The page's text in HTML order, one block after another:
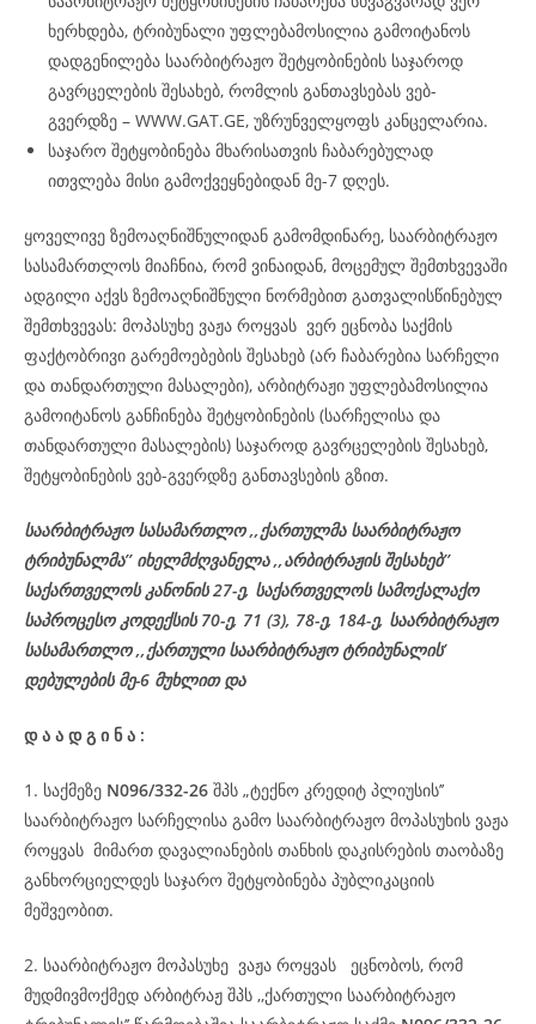
ხერხდება, ტრიბუნალი უფლებამოსილია გამოიტანოს
დადგენილება საარბიტრაჟო შეტყობინების საჯაროდ
გავრცელების შესახებ, რომლის განთავსებას ვებ-
გვერდზე – WWW.GAT.GE, უზრუნველყოფს კანცელარია.
საჯარო შეტყობინება მხარისათვის ჩაბარებულად
ითვლება მისი გამოქვეყნებიდან მე-7 დღეს.
ყოველივე ზემოაღნიშნულიდან გამომდინარე, საარბიტრაჟო
სასამართლოს მიაჩნია, რომ ვინაიდან, მოცემულ შემთხვევაში
ადგილი აქვს ზემოაღნიშნული ნორმებით გათვალისწინებულ
შემთხვევას: მოპასუხე ვაჟა როყვას ვერ ეცნობა საქმის
ფაქტობრივი გარემოებების შესახებ (არ ჩაბარებია სარჩელი
და თანდართული მასალები), არბიტრაჟი უფლებამოსილია
გამოიტანოს განჩინება შეტყობინების (სარჩელისა და
თანდართული მასალების) საჯაროდ გავრცელების შესახებ,
შეტყობინების ვებ-გვერდზე განთავსების გზით.
საარბიტრაჟო სასამართლო ,,ქართულმა საარბიტრაჟო
ტრიბუნალმა’’ იხელმძღვანელა,,არბიტრაჟის შესახებ’’
საქართველოს კანონის 27-ე, საქართველოს სამოქალაქო
საპროცესო კოდექსის 70-ე, 71 (3), 78-ე, 184-ე, საარბიტრაჟო
სასამართლო ,,ქართული საარბიტრაჟო ტრიბუნალის’
დებულების მე-6 მუხლით და
დ ა ა დ გ ი ნ ა :
1. საქმეზე N096/332-26 შპს „ტექნო კრედიტ პლიუსის’’
საარბიტრაჟო სარჩელისა გამო საარბიტრაჟო მოპასუხის ვაჟა
როყვას მიმართ დავალიანების თანხის დაკისრების თაობაზე
განხორციელდეს საჯარო შეტყობინება პუბლიკაციის
მეშვეობით.
2. საარბიტრაჟო მოპასუხე ვაჟა როყვას ეცნობოს, რომ
მუდმივმოქმედ არბიტრაჟ შპს ,,ქართული საარბიტრაჟო